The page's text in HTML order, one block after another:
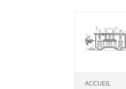
content
ACCUEIL